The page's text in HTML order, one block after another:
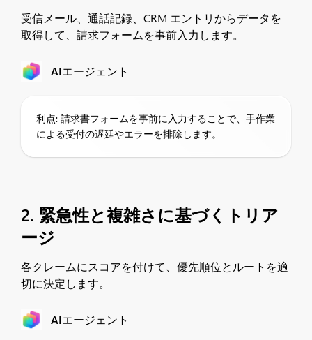
受信メール、通話記録、CRM エントリからデータを
取得して、請求フォームを事前入力します。
AIエージェント
利点: 請求書フォームを事前に入力することで、手作業
による受付の遅延やエラーを排除します。
2. 緊急性と複雑さに基づくトリア
ージ
各クレームにスコアを付けて、優先順位とルートを適
切に決定します。
AIエージェント